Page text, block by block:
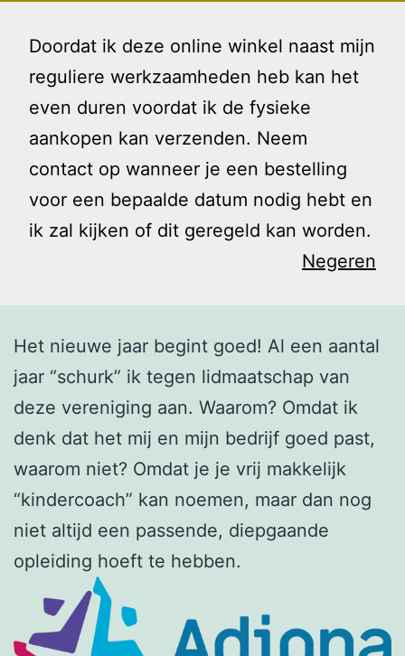
Doordat ik deze online winkel naast mijn
reguliere werkzaamheden heb kan het
even duren voordat ik de fysieke
aankopen kan verzenden. Neem
contact op wanneer je een bestelling
voor een bepaalde datum nodig hebt en
ik zal kijken of dit geregeld kan worden.
Negeren
naar
inhoud
Gezin
Lid Adiona
Het nieuwe jaar begint goed! Al een aantal
jaar “schurk” ik tegen lidmaatschap van
deze vereniging aan. Waarom? Omdat ik
denk dat het mij en mijn bedrijf goed past,
waarom niet? Omdat je je vrij makkelijk
“kindercoach” kan noemen, maar dan nog
niet altijd een passende, diepgaande
opleiding hoeft te hebben.